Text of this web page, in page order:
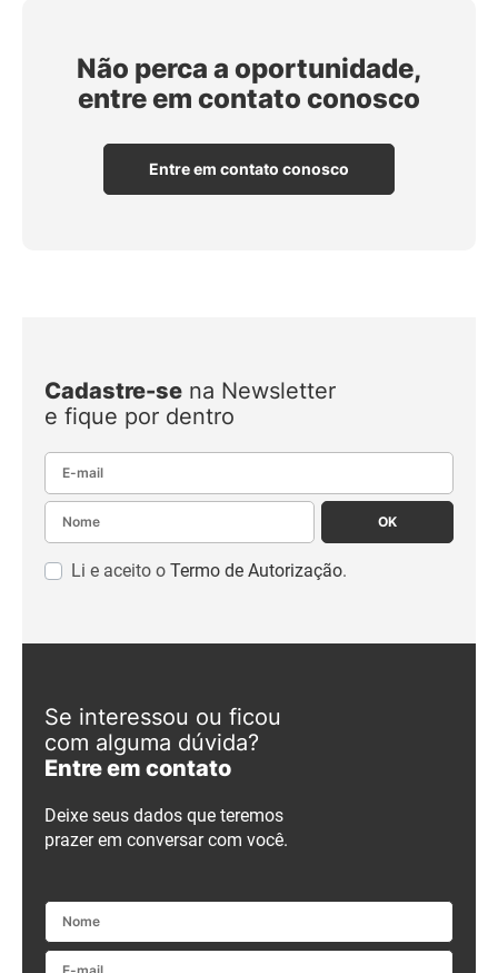
Não perca a oportunidade,
entre em contato conosco
Entre em contato conosco
Cadastre-se na Newsletter
e fique por dentro
E-mail
Nome
OK
Li e aceito o Termo de Autorização.
Se interessou ou ficou
com alguma dúvida?
Entre em contato
Deixe seus dados que teremos
prazer em conversar com você.
Nome
E-mail